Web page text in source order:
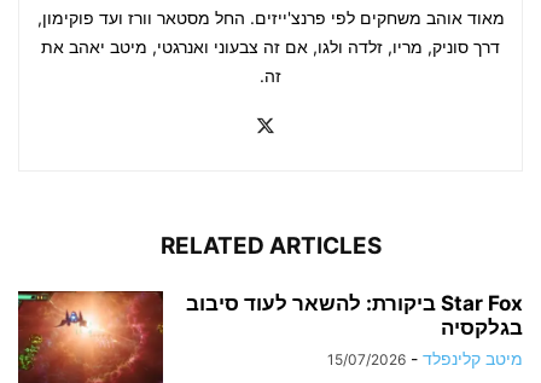
מאוד אוהב משחקים לפי פרנצ'ייזים. החל מסטאר וורז ועד פוקימון,
דרך סוניק, מריו, זלדה ולגו, אם זה צבעוני ואנרגטי, מיטב יאהב את
זה.
RELATED ARTICLES
Star Fox ביקורת: להשאר לעוד סיבוב
בגלקסיה
מיטב קלינפלד -
15/07/2026